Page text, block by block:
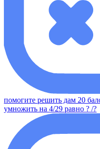
помогите решить дам 20
умножить на 4/29 равно ? /?